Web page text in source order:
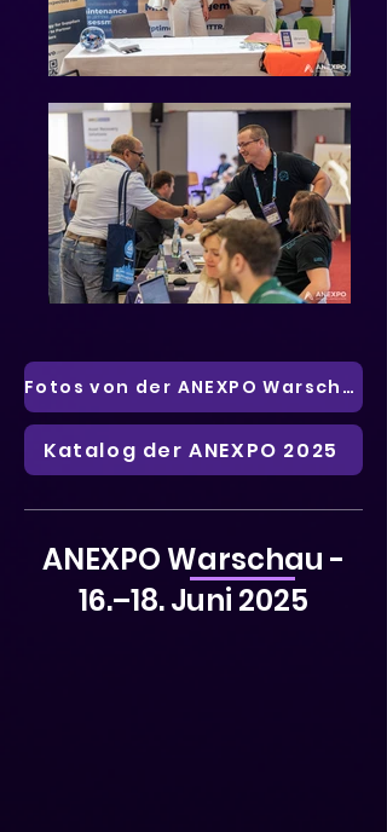
Fotos von der ANEXPO Warschau
Katalog der ANEXPO 2025
ANEXPO Warschau -
16.–18. Juni 2025